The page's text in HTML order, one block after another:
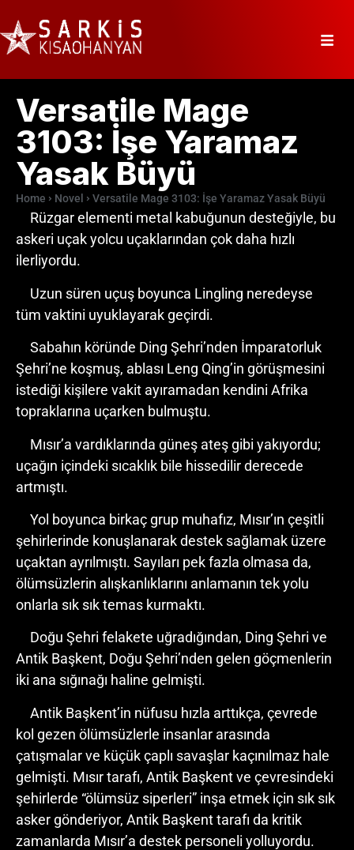
Versatile Mage
3103: İşe Yaramaz
Yasak Büyü
Home Novel Versatile Mage 3103: İşe Yaramaz Yasak Büyü
Rüzgar elementi metal kabuğunun desteğiyle, bu
askeri uçak yolcu uçaklarından çok daha hızlı
ilerliyordu.
Uzun süren uçuş boyunca Lingling neredeyse
tüm vaktini uyuklayarak geçirdi.
Sabahın köründe Ding Şehri’nden İmparatorluk
Şehri’ne koşmuş, ablası Leng Qing’in görüşmesini
istediği kişilere vakit ayıramadan kendini Afrika
topraklarına uçarken bulmuştu.
Mısır’a vardıklarında güneş ateş gibi yakıyordu;
uçağın içindeki sıcaklık bile hissedilir derecede
artmıştı.
Yol boyunca birkaç grup muhafız, Mısır’ın çeşitli
şehirlerinde konuşlanarak destek sağlamak üzere
uçaktan ayrılmıştı. Sayıları pek fazla olmasa da,
ölümsüzlerin alışkanlıklarını anlamanın tek yolu
onlarla sık sık temas kurmaktı.
Doğu Şehri felakete uğradığından, Ding Şehri ve
Antik Başkent, Doğu Şehri’nden gelen göçmenlerin
iki ana sığınağı haline gelmişti.
Antik Başkent’in nüfusu hızla arttıkça, çevrede
kol gezen ölümsüzlerle insanlar arasında
çatışmalar ve küçük çaplı savaşlar kaçınılmaz hale
gelmişti. Mısır tarafı, Antik Başkent ve çevresindeki
şehirlerde “ölümsüz siperleri” inşa etmek için sık sık
asker gönderiyor, Antik Başkent tarafı da kritik
zamanlarda Mısır’a destek personeli yolluyordu.